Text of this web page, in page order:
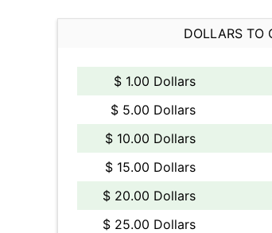
DOLLARS TO
$ 1.00 Dollars
$ 5.00 Dollars
$ 10.00 Dollars
$ 15.00 Dollars
$ 20.00 Dollars
$ 25.00 Dollars